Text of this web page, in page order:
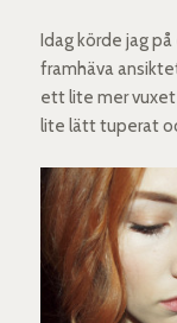
Idag körde jag
framhäva
ett lite mer
lite lätt tuperat